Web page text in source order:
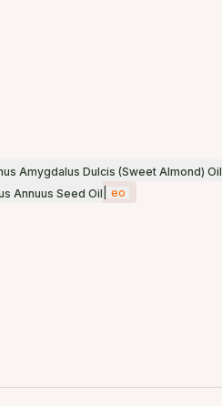
Amygdalus Dulcis (Sweet Almond) Oil
Annuus Seed Oil eo